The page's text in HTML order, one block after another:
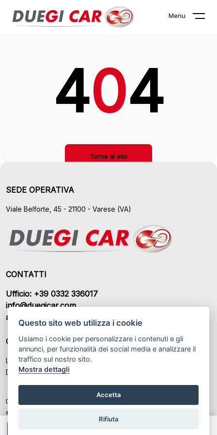
Menu
Questo sito web utilizza i cookie
Usiamo i cookie per personalizzare i contenuti e gli
annunci, per funzionalità dei social media e analizzare il
traffico sul nostro sito.
Mostra dettagli
Accetta
Rifiuta
La pagina che stai cercando non
esiste!
404
Torna al sito
SEDE OPERATIVA
Viale Belforte, 45 - 21100 - Varese (VA)
CONTATTI
Ufficio: +39 0332 336017
info@duegicar.com
amministrazione@duegicar.com
ORARI DI APERTURA
Lunedì – Sabato: 09:00 - 12:30 / 14:30 - 19:00
Domenica: Chiuso
DUEGI CAR S.R.L. P.IVA: IT 03459370122
© Another site by